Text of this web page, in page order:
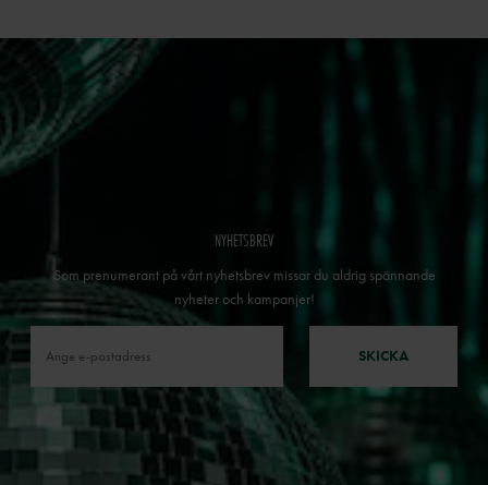
NYHETSBREV
Som prenumerant på vårt nyhetsbrev missar du aldrig spännande
nyheter och kampanjer!
SKICKA